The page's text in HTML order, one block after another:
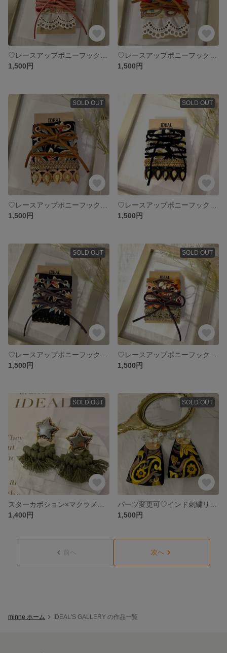
1,500円
1,500円
SOLD OUT
1,500円
SOLD OUT
1,500円
SOLD OUT
1,500円
SOLD OUT
1,500円
SOLD OUT
1,400円
SOLD OUT
1,500円
前へ 次へ
minne ホーム IDEAL'S GALLERY の作品一覧